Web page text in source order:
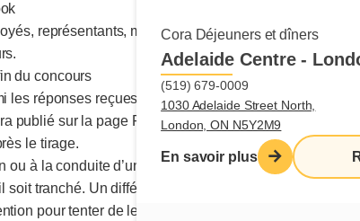
Cora Déjeuners et dîners
Adelaide Centre -
(519) 679-0009
1030 Adelaide Street North,
London, ON N5Y2M9
En savoir plus
représentants, mandataires et les personnes avec
du concours
les réponses reçues
publié sur la page Facebook
le tirage.
ou à la conduite d’un concours publicitaire peut être
tranché. Un différend quant à l’attribution d’un prix
pour tenter de le régler.